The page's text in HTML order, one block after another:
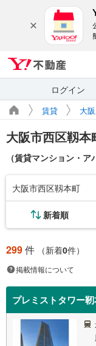
ログイン
賃貸 大
大阪市西区靱
（賃貸マンション・ア
大阪市西区靱本町
新着順
299件 （新着0件）
掲載情報について
プレミストタワー